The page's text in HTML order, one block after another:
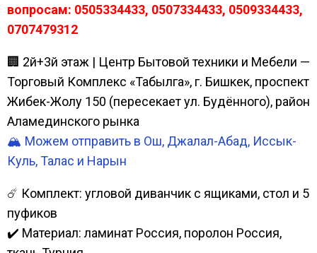
вопросам: 0505334433, 0507334433, 0509334433,
0707479312
🏢 2й+3й этаж | Центр Бытовой техники и Мебели —
Торговый Комплекс «Табылга», г. Бишкек, проспект
Жибек-Жолу 150 (пересекает ул. Будённого), район
Аламединского рынка
🏔️ Можем отправить в Ош, Джалал-Абад, Иссык-
Куль, Талас и Нарын
☄️ Комплект: угловой диванчик с ящиками, стол и 5
пуфиков
✔️ Материал: ламинат Россия, поролон Россия,